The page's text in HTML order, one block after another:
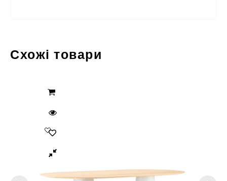
Схожі товари